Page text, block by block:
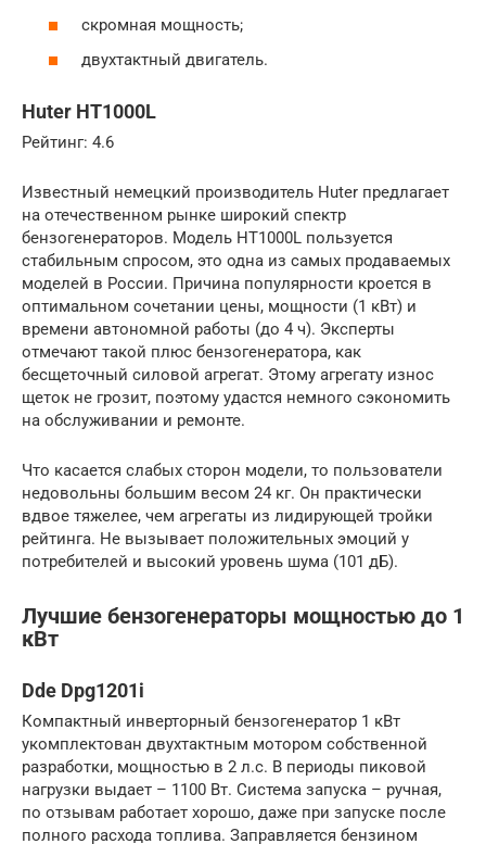
скромная мощность;
двухтактный двигатель.
Huter HT1000L
Рейтинг: 4.6
Известный немецкий производитель Huter предлагает
на отечественном рынке широкий спектр
бензогенераторов. Модель HT1000L пользуется
стабильным спросом, это одна из самых продаваемых
моделей в России. Причина популярности кроется в
оптимальном сочетании цены, мощности (1 кВт) и
времени автономной работы (до 4 ч). Эксперты
отмечают такой плюс бензогенератора, как
бесщеточный силовой агрегат. Этому агрегату износ
щеток не грозит, поэтому удастся немного сэкономить
на обслуживании и ремонте.
Что касается слабых сторон модели, то пользователи
недовольны большим весом 24 кг. Он практически
вдвое тяжелее, чем агрегаты из лидирующей тройки
рейтинга. Не вызывает положительных эмоций у
потребителей и высокий уровень шума (101 дБ).
Лучшие бензогенераторы мощностью до 1
кВт
Dde Dpg1201i
Компактный инверторный бензогенератор 1 кВт
укомплектован двухтактным мотором собственной
разработки, мощностью в 2 л.с. В периоды пиковой
нагрузки выдает – 1100 Вт. Система запуска – ручная,
по отзывам работает хорошо, даже при запуске после
полного расхода топлива. Заправляется бензином